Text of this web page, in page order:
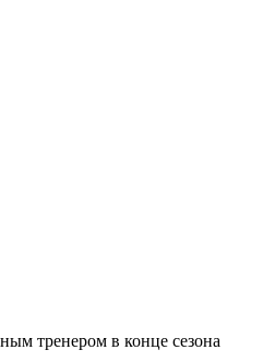
тренером в конце сезона